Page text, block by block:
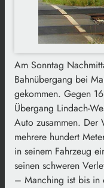
Am Sonntag
Bahnübergang bei
gekommen. Gegen
Übergang Lindach-
Auto zusammen. Der
mehrere hundert
in seinem Fahrzeug
seinen schweren
– Manching ist bis in